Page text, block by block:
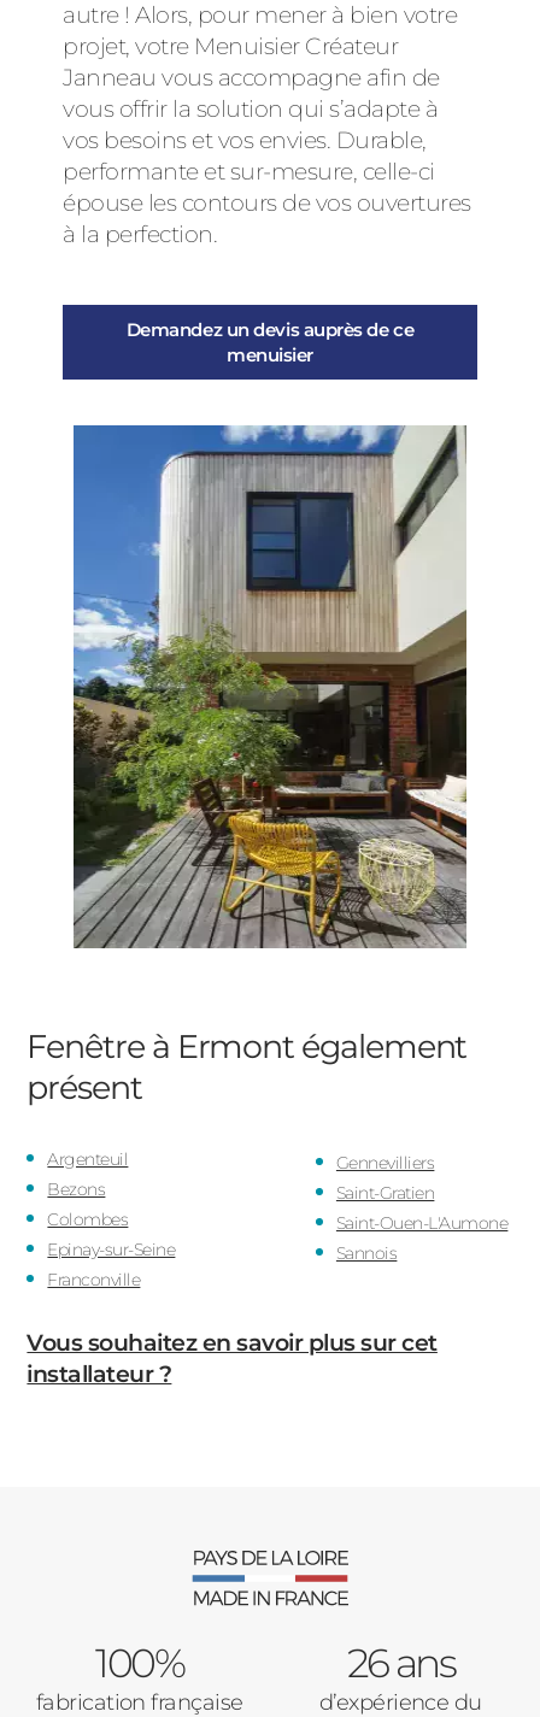
autre ! Alors, pour mener à bien votre
projet, votre Menuisier Créateur
Janneau vous accompagne afin de
vous offrir la solution qui s’adapte à
vos besoins et vos envies. Durable,
performante et sur-mesure, celle-ci
épouse les contours de vos ouvertures
à la perfection.
Demandez un devis auprès de ce
menuisier
Fenêtre à Ermont également
présent
Argenteuil
Bezons
Colombes
Epinay-sur-Seine
Franconville
Gennevilliers
Saint-Gratien
Saint-Ouen-L'Aumone
Sannois
Vous souhaitez en savoir plus sur cet
installateur ?
100%
fabrication française
26 ans
d’expérience du